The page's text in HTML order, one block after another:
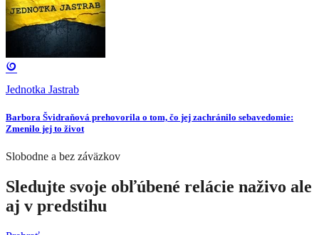
Jednotka Jastrab
Barbora Švidraňová prehovorila o tom, čo jej zachránilo sebavedomie:
Zmenilo jej to život
Slobodne a bez záväzkov
Sledujte svoje obľúbené relácie naživo ale
aj v predstihu